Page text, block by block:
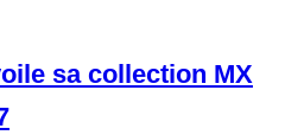
sa collection MX